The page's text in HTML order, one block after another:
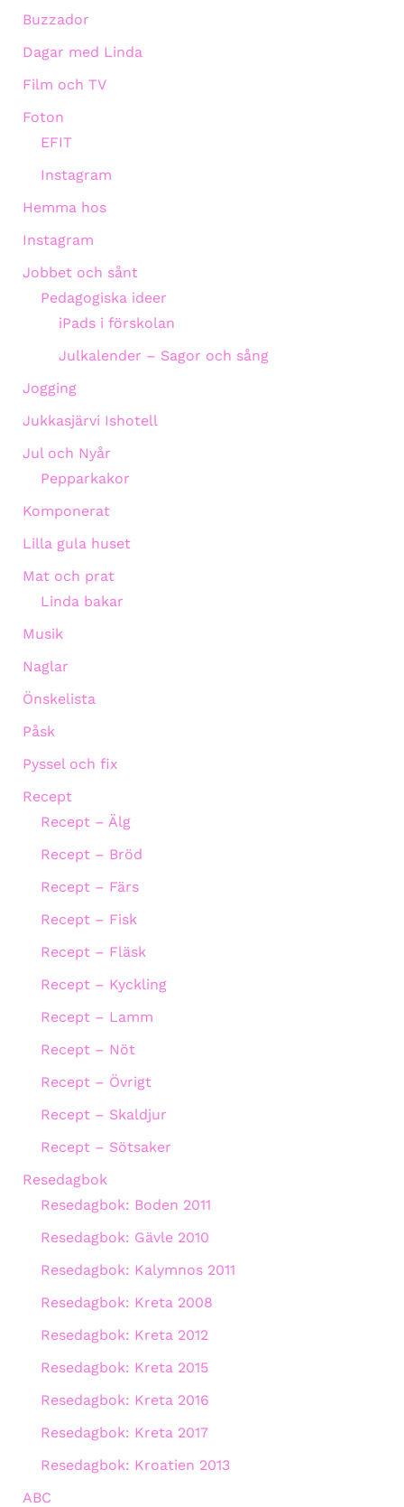
Buzzador
Dagar med Linda
Film och TV
Foton
EFIT
Instagram
Hemma hos
Instagram
Jobbet och sånt
Pedagogiska ideer
iPads i förskolan
Julkalender – Sagor och sång
Jogging
Jukkasjärvi Ishotell
Jul och Nyår
Pepparkakor
Komponerat
Lilla gula huset
Mat och prat
Linda bakar
Musik
Naglar
Önskelista
Påsk
Pyssel och fix
Recept
Recept – Älg
Recept – Bröd
Recept – Färs
Recept – Fisk
Recept – Fläsk
Recept – Kyckling
Recept – Lamm
Recept – Nöt
Recept – Övrigt
Recept – Skaldjur
Recept – Sötsaker
Resedagbok
Resedagbok: Boden 2011
Resedagbok: Gävle 2010
Resedagbok: Kalymnos 2011
Resedagbok: Kreta 2008
Resedagbok: Kreta 2012
Resedagbok: Kreta 2015
Resedagbok: Kreta 2016
Resedagbok: Kreta 2017
Resedagbok: Kroatien 2013
ABC